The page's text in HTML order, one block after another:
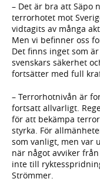
– Det är bra att Säpo
terrorhotet mot
vidtagits av många
Men vi befinner oss
Det finns inget som
svenskars säkerhet
fortsätter med full
– Terrorhotnivån är
fortsatt allvarligt.
för att bekämpa
styrka. För
som vanligt, men var
när något avviker
inte till
Strömmer.